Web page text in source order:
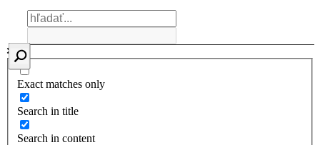
Exact matches only
Search in title
Search in content